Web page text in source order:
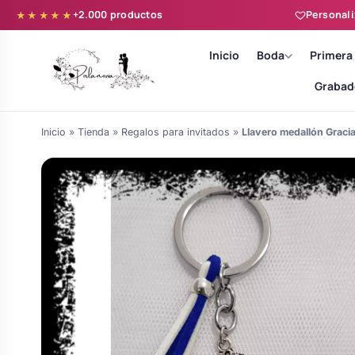
★★★★★+2.000 productos
Inicio Boda
novia y zapatillas
personalizadas
de boda
Árboles de Huellas para Primera
Comunión
Batas de comunión personalizadas
para niña
Inicio » Tienda » Regalos para invitados » Llavero medallón